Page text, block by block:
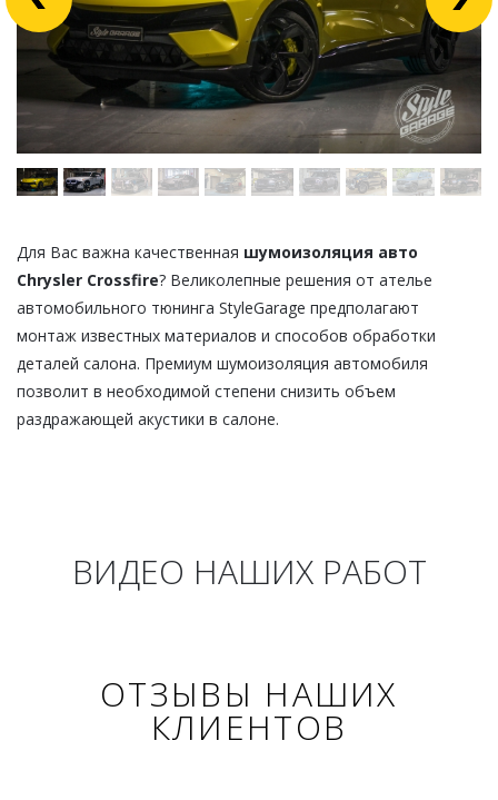
Для Вас важна качественная шумоизоляция авто
Chrysler Crossfire? Великолепные решения от ателье
автомобильного тюнинга StyleGarage предполагают
монтаж известных материалов и способов обработки
деталей салона. Премиум шумоизоляция автомобиля
позволит в необходимой степени снизить объем
раздражающей акустики в салоне.
ВИДЕО НАШИХ РАБОТ
ОТЗЫВЫ НАШИХ
КЛИЕНТОВ